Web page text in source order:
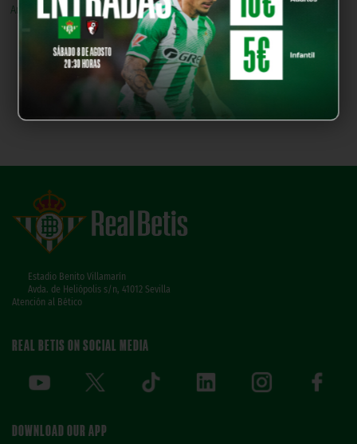
Amistosos Selecciones U15 7 1
Primera Federación 4 0
Estadio Benito Villamarín
Avda. de Heliópolis s/n, 41012 Sevilla
Atención al Bético
REAL BETIS ON SOCIAL MEDIA
DOWNLOAD OUR APP